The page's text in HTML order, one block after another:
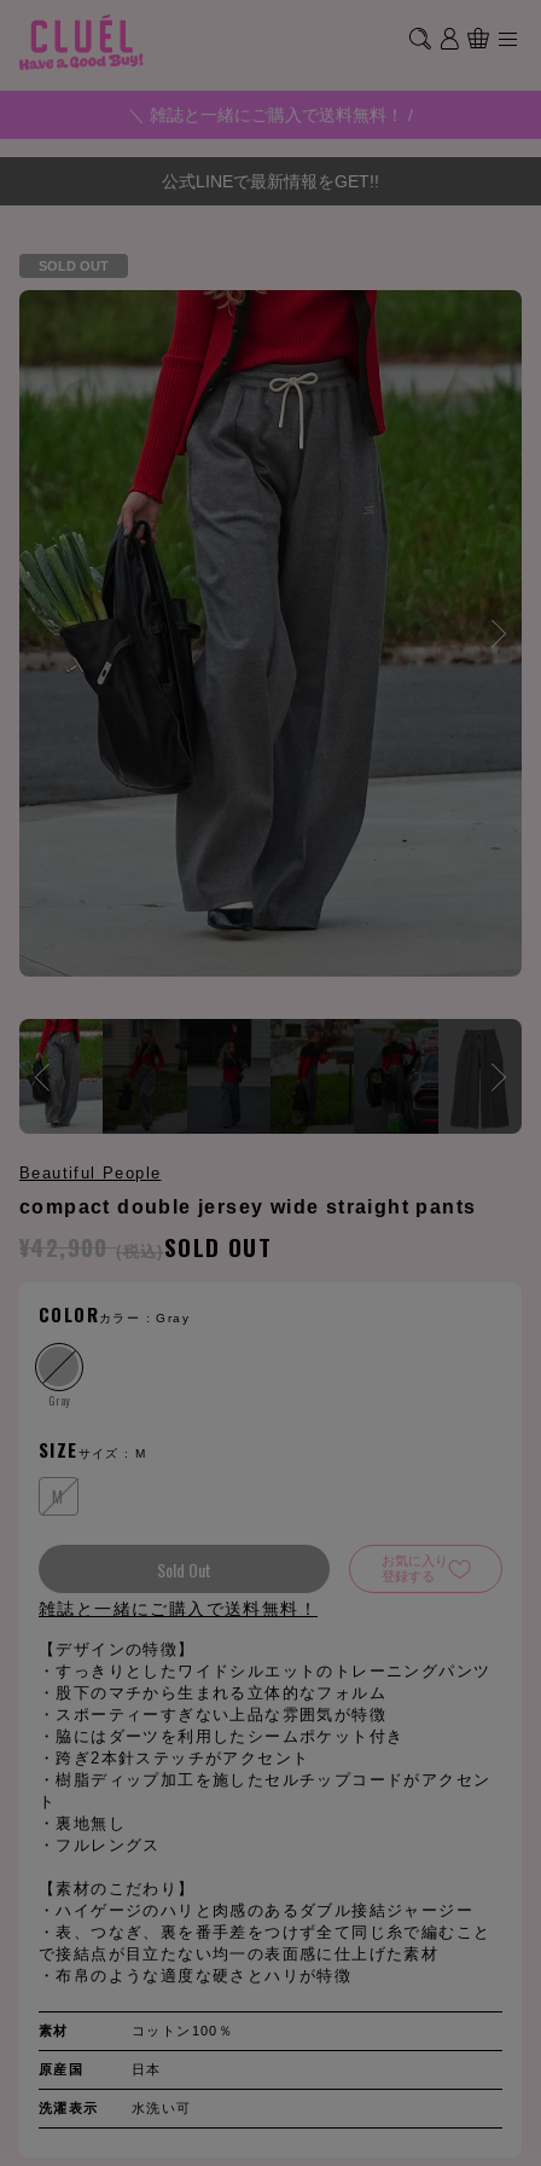
＼ 雑誌と一緒にご購入で送料無料！ /
公式LINEで最新情報をGET!!
SOLD OUT
Beautiful People
compact double jersey wide straight pants
¥42,900 (税込)SOLD OUT
COLORカラー :Gray
Gray
SIZEサイズ : M
M
Sold Out
お気に入り
登録する
雑誌と一緒にご購入で送料無料！
【デザインの特徴】
・すっきりとしたワイドシルエットのトレーニングパンツ
・股下のマチから生まれる立体的なフォルム
・スポーティーすぎない上品な雰囲気が特徴
・脇にはダーツを利用したシームポケット付き
・跨ぎ2本針ステッチがアクセント
・樹脂ディップ加工を施したセルチップコードがアクセン
ト
・裏地無し
・フルレングス
【素材のこだわり】
・ハイゲージのハリと肉感のあるダブル接結ジャージー
・表、つなぎ、裏を番手差をつけず全て同じ糸で編むこと
で接結点が目立たない均一の表面感に仕上げた素材
・布帛のような適度な硬さとハリが特徴
素材 コットン100％
原産国 日本
洗濯表示 水洗い可